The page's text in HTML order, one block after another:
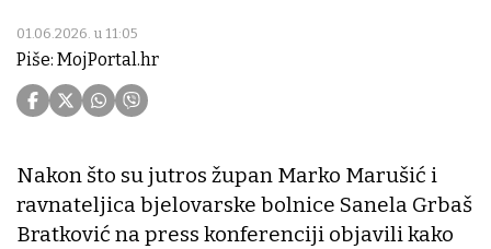
01.06.2026. u 11:05
Piše: MojPortal.hr
Nakon što su jutros župan Marko Marušić i
ravnateljica bjelovarske bolnice Sanela Grbaš
Bratković na press konferenciji objavili kako